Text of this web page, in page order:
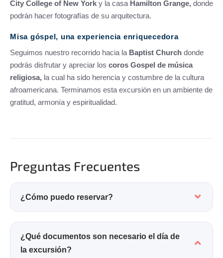
City College of New York y la casa Hamilton Grange, donde
podrán hacer fotografías de su arquitectura.
Misa góspel, una experiencia enriquecedora
Seguimos nuestro recorrido hacia la Baptist Church donde
podrás disfrutar y apreciar los coros Gospel de música
religiosa, la cual ha sido herencia y costumbre de la cultura
afroamericana. Terminamos esta excursión en un ambiente de
gratitud, armonía y espiritualidad.
Preguntas Frecuentes
¿Cómo puedo reservar?
¿Qué documentos son necesario el día de
la excursión?